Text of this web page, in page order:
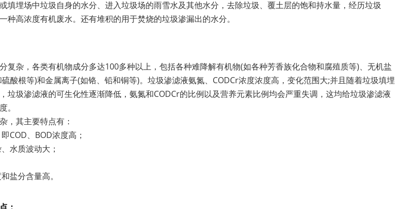
填埋场中垃圾自身的水分、进入垃圾场的雨雪水及其他水分，去除垃圾、覆土层的饱和持水量，经历垃圾
种高浓度有机废水。还有堆积的用于焚烧的垃圾渗漏出的水分。
复杂，各类有机物成分多达100多种以上，包括各种难降解有机物(如各种芳香族化合物和腐殖质等)、无机盐
酸根等)和金属离子(如铬、铅和铜等)。垃圾渗滤液氨氮、CODCr浓度浓度高，变化范围大;并且随着垃圾填埋
垃圾渗滤液的可生化性逐渐降低，氨氮和CODCr的比例以及营养元素比例均会严重失调，这均给垃圾渗滤液
。
，其主要特点有：
COD、BOD浓度高；
水质波动大；
盐分含量高。